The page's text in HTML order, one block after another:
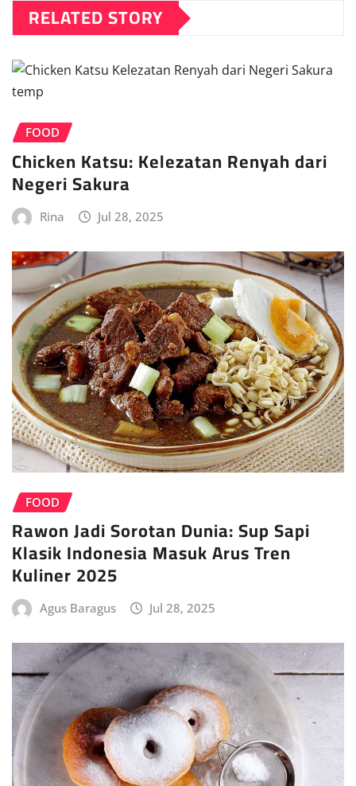
RELATED STORY
FOOD
Chicken Katsu: Kelezatan Renyah dari
Negeri Sakura
Rina Jul 28, 2025
FOOD
Rawon Jadi Sorotan Dunia: Sup Sapi
Klasik Indonesia Masuk Arus Tren
Kuliner 2025
Agus Baragus Jul 28, 2025